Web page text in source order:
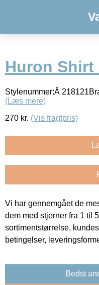
Huron Shirt
Stylenummer:Â
(Læs mere)
270 kr. (Vis fragtpris)
Vi har gennemgået de
dem med stjerner fra 1 til
sortimentstørrelse,
betingelser,
Bedst